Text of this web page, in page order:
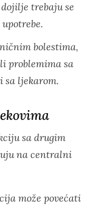
trebaju se
bolestima,
problemima sa
sa ljekarom.
sa drugim
na centralni
može povećati